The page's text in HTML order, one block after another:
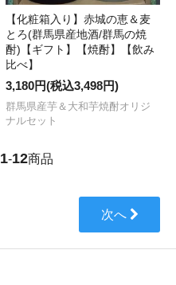
【化粧箱入り】赤城の恵＆麦
とろ(群馬県産地酒/群馬の焼
酎)【ギフト】【焼酎】【飲み
比べ】
3,180円(税込3,498円)
群馬県産芋＆大和芋焼酎オリジ
ナルセット
1-12商品
次へ